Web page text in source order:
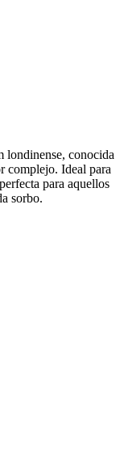
londinense, conocida
complejo. Ideal para
para aquellos
sorbo.